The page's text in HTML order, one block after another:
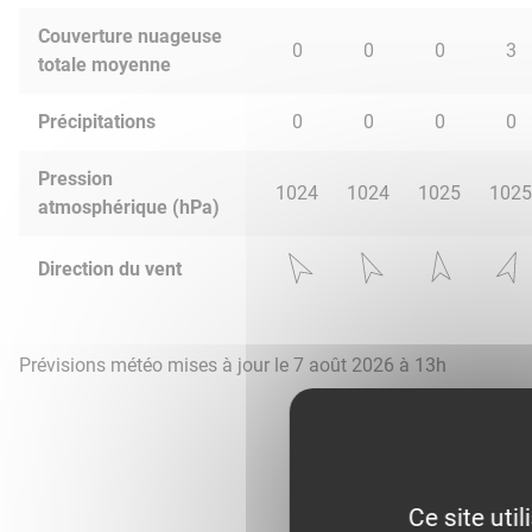
Couverture nuageuse
totale moyenne
0 0 0 3
Précipitations 0 0 0 0
Pression
atmosphérique (hPa)
1024 1024 1025 1025
Direction du vent
Prévisions météo mises à jour le 7 août 2026 à 13h
Ce site